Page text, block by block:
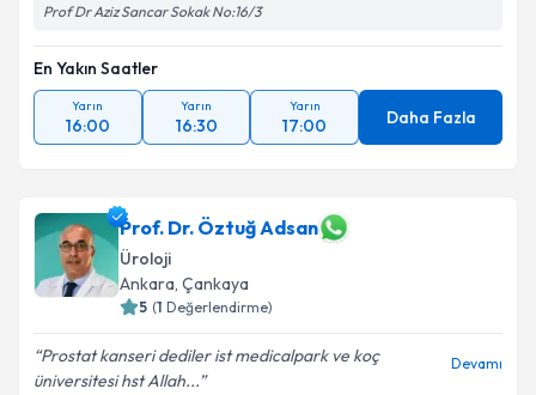
Prof Dr Aziz Sancar Sokak No:16/3
En Yakın Saatler
Yarın
16:00
Yarın
16:30
Yarın
17:00 Daha Fazla
Prof. Dr. Öztuğ Adsan
Üroloji
Ankara, Çankaya
5 (1 Değerlendirme)
Prostat kanseri dediler ist medicalpark ve koç
üniversitesi hst Allah...
Devamı